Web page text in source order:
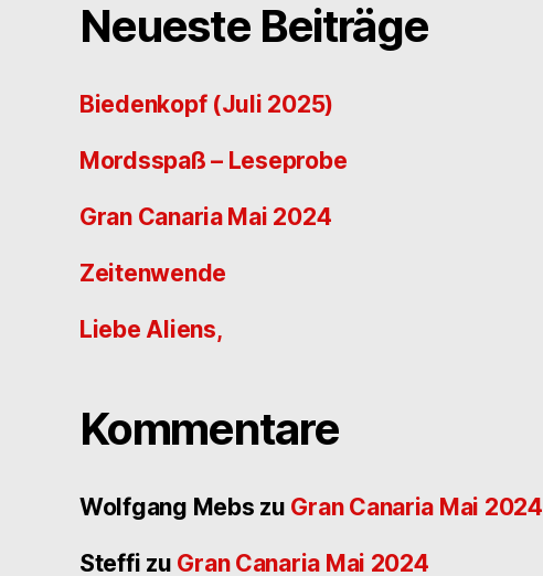
Neueste Beiträge
Biedenkopf (Juli 2025)
Mordsspaß – Leseprobe
Gran Canaria Mai 2024
Zeitenwende
Liebe Aliens,
Kommentare
Wolfgang Mebs zu Gran Canaria Mai 2024
Steffi zu Gran Canaria Mai 2024